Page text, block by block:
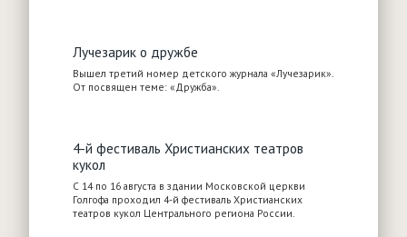
Лучезарик о дружбе
Вышел третий номер детского журнала «Лучезарик».
От посвящен теме: «Дружба».
4-й фестиваль Христианских театров
кукол
С 14 по 16 августа в здании Московской церкви
Голгофа проходил 4-й фестиваль Христианских
театров кукол Центрального региона России.